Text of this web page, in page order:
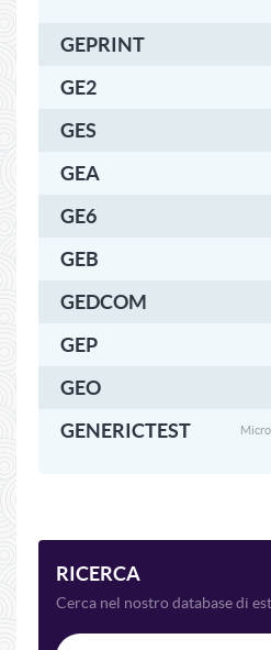
GEPRINT
GE2
GES
GEA
GE6
GEB
GEDCOM
GEP
GEO
GENERICTEST
RICERCA
Cerca nel nostro database di